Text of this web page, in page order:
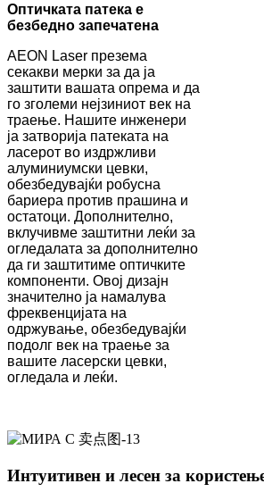
Оптичката патека е
безбедно запечатена
AEON Laser презема
секакви мерки за да ја
заштити вашата опрема и да
го зголеми нејзиниот век на
траење. Нашите инженери
ја затворија патеката на
ласерот во издржливи
алуминиумски цевки,
обезбедувајќи робусна
бариера против прашина и
остатоци. Дополнително,
вклучивме заштитни леќи за
огледалата за дополнително
да ги заштитиме оптичките
компоненти. Овој дизајн
значително ја намалува
фреквенцијата на
одржување, обезбедувајќи
подолг век на траење за
вашите ласерски цевки,
огледала и леќи.
Интуитивен и лесен за